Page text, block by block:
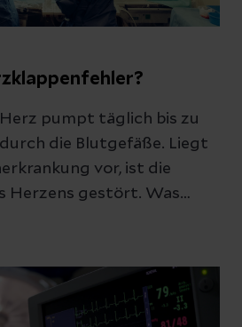
pumpt täglich bis zu
die Blutgefäße. Liegt
vor, ist die
Herzens gestört. Was